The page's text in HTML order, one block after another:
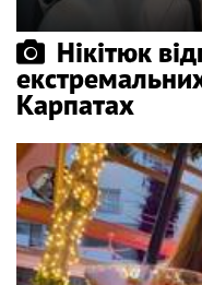
Нікітюк
Карпатах